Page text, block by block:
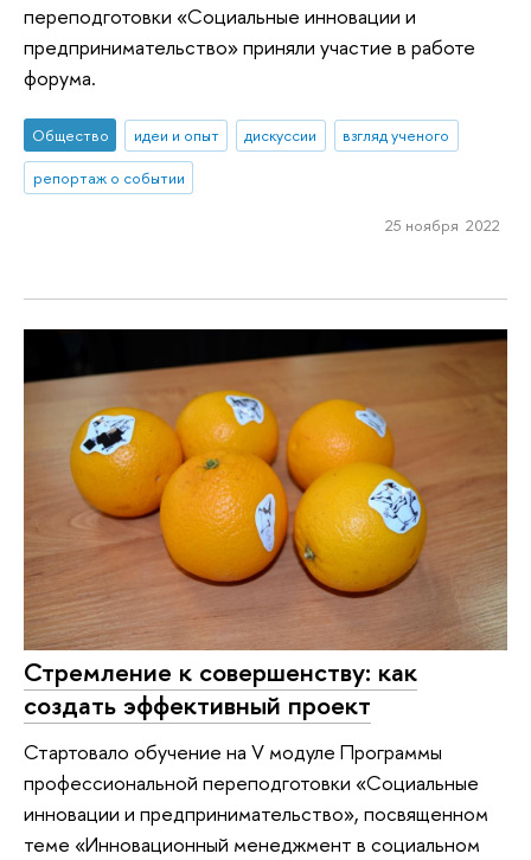
переподготовки «Социальные инновации и
предпринимательство» приняли участие в работе
форума.
Общество идеи и опыт дискуссии
взгляд ученого
репортаж о событии
25 ноября 2022
Стремление к совершенству: как
создать эффективный проект
Стартовало обучение на V модуле Программы
профессиональной переподготовки «Социальные
инновации и предпринимательство», посвященном
теме «Инновационный менеджмент в социальном